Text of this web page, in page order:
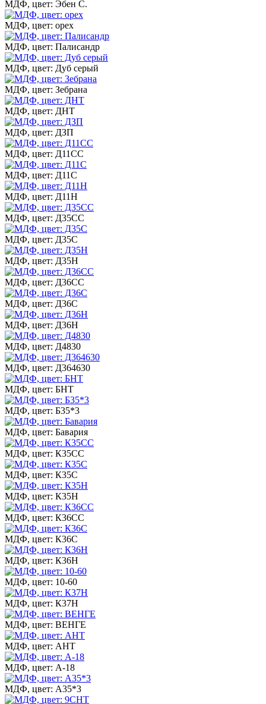
МДФ, цвет: Эбен С.
МДФ, цвет: орех
МДФ, цвет: Палисандр
МДФ, цвет: Дуб серый
МДФ, цвет: Зебрана
МДФ, цвет: ДНТ
МДФ, цвет: ДЗП
МДФ, цвет: Д11СС
МДФ, цвет: Д11С
МДФ, цвет: Д11Н
МДФ, цвет: Д35СС
МДФ, цвет: Д35С
МДФ, цвет: Д35Н
МДФ, цвет: Д36СС
МДФ, цвет: Д36С
МДФ, цвет: Д36Н
МДФ, цвет: Д4830
МДФ, цвет: Д364630
МДФ, цвет: БНТ
МДФ, цвет: Б35*3
МДФ, цвет: Бавария
МДФ, цвет: К35СС
МДФ, цвет: К35С
МДФ, цвет: К35Н
МДФ, цвет: К36СС
МДФ, цвет: К36С
МДФ, цвет: К36Н
МДФ, цвет: 10-60
МДФ, цвет: К37Н
МДФ, цвет: ВЕНГЕ
МДФ, цвет: АНТ
МДФ, цвет: А-18
МДФ, цвет: А35*3